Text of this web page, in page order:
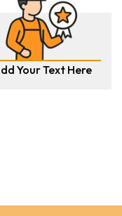
Your Text Here